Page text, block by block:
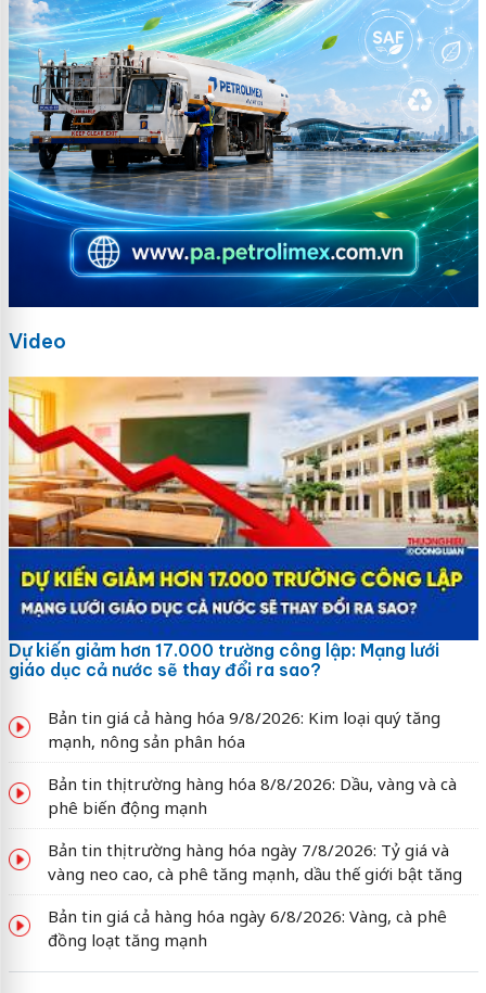
Video
Dự kiến giảm hơn 17.000 trường công lập: Mạng lưới
giáo dục cả nước sẽ thay đổi ra sao?
Bản tin giá cả hàng hóa 9/8/2026: Kim loại quý tăng
mạnh, nông sản phân hóa
Bản tin thị trường hàng hóa 8/8/2026: Dầu, vàng và cà
phê biến động mạnh
Bản tin thị trường hàng hóa ngày 7/8/2026: Tỷ giá và
vàng neo cao, cà phê tăng mạnh, dầu thế giới bật tăng
Bản tin giá cả hàng hóa ngày 6/8/2026: Vàng, cà phê
đồng loạt tăng mạnh